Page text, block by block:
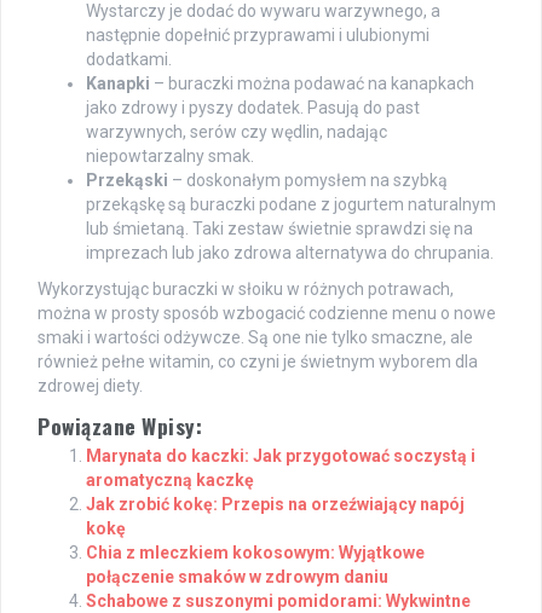
Wystarczy je dodać do wywaru warzywnego, a
następnie dopełnić przyprawami i ulubionymi
dodatkami.
Kanapki – buraczki można podawać na kanapkach
jako zdrowy i pyszy dodatek. Pasują do past
warzywnych, serów czy wędlin, nadając
niepowtarzalny smak.
Przekąski – doskonałym pomysłem na szybką
przekąskę są buraczki podane z jogurtem naturalnym
lub śmietaną. Taki zestaw świetnie sprawdzi się na
imprezach lub jako zdrowa alternatywa do chrupania.
Wykorzystując buraczki w słoiku w różnych potrawach,
można w prosty sposób wzbogacić codzienne menu o nowe
smaki i wartości odżywcze. Są one nie tylko smaczne, ale
również pełne witamin, co czyni je świetnym wyborem dla
zdrowej diety.
Powiązane Wpisy:
Marynata do kaczki: Jak przygotować soczystą i
aromatyczną kaczkę
Jak zrobić kokę: Przepis na orzeźwiający napój
kokę
Chia z mleczkiem kokosowym: Wyjątkowe
połączenie smaków w zdrowym daniu
Schabowe z suszonymi pomidorami: Wykwintne